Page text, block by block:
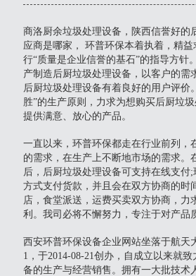
商洛厨余垃圾处理设备，陕西信誉好的
应商是哪家， 环普环保本着执着，精
行“质量是企业信誉的基石”的指导方针
产制造后厨垃圾处理设备，以客户的需
后厨垃圾处理设备有着良好的用户评价
胜”的生产原则，力求为想购买后厨垃
提供满意、放心的产品。
一直以来，环普环保都走在行业前列，
的需求，在生产上不断地市场的需求。
后，后厨垃圾处理设备可支持在线支付
方式支付货款，并且会在双方协商的时
店，食堂派送，运费买卖双方协商，力
利。我司必将不懈努力，专注于对产品
西安环普环保设备企业网站坐落于航天
1，于2014-08-21创办，自成立以来就
备的生产与经营销售。拥有一大批技术